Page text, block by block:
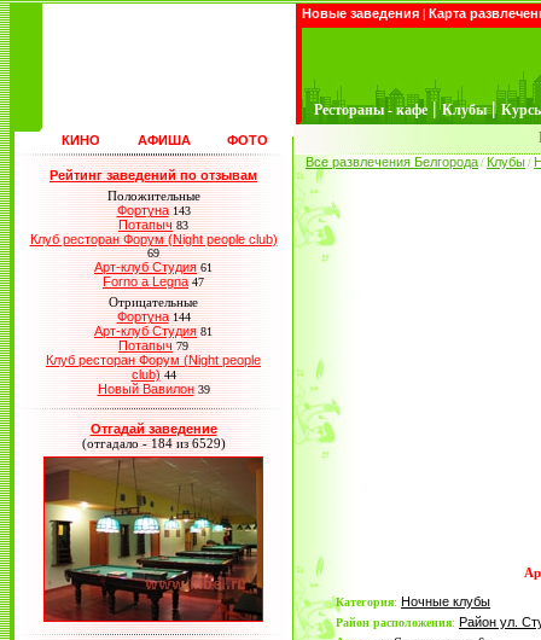
Новые заведения | Карта
Рестораны - кафе | Клубы |
КИНО АФИША ФОТО
Рейтинг заведений по отзывам
Положительные
Фортуна 143
Потапыч 83
Клуб ресторан Форум (Night people club)
69
Арт-клуб Студия 61
Forno a Legna 47
Отрицательные
Фортуна 144
Арт-клуб Студия 81
Потапыч 79
Клуб ресторан Форум (Night people
club) 44
Новый Вавилон 39
Отгадай заведение
(отгадало - 184 из 6529)
Все развлечения Белгорода / Клубы /
Категория: Ночные клубы
Район расположения: Район ул.